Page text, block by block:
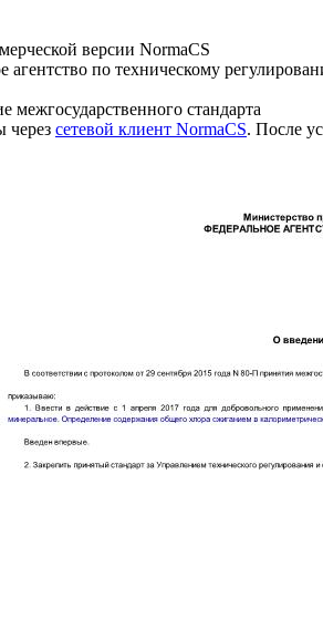
версии NormaCS
агентство по техническому
межгосударственного стандарта
через сетевой клиент NormaCS. После